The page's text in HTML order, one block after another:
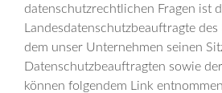
datenschutzrechtlichen Fragen ist
Landesdatenschutzbeauftragte
dem unser Unternehmen seinen
Datenschutzbeauftragten sowie
können folgendem Link entnommen